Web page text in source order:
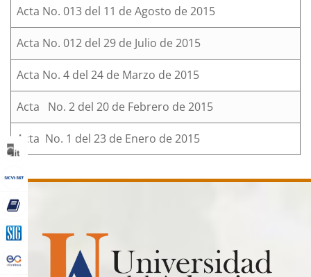
Acta No. 013 del 11 de Agosto de 2015
Acta No. 012 del 29 de Julio de 2015
Acta No. 4 del 24 de Marzo de 2015
Acta No. 2 del 20 de Febrero de 2015
Acta No. 1 del 23 de Enero de 2015